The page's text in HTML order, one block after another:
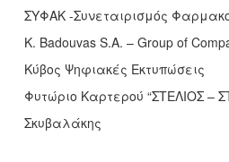
ΣΥΦΑΚ -Συνεταιρισμός
K. Badouvas S.A. – Group of
Κύβος Ψηφιακές Εκτυπώσεις
Φυτώριο Καρτερού “ΣΤΕΛΙΟΣ –
Σκυβαλάκης